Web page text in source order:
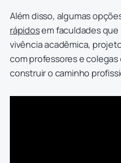
Além disso, algumas
rápidosem faculdades
vivência acadêmica,
com professores e colegas
construir o caminho